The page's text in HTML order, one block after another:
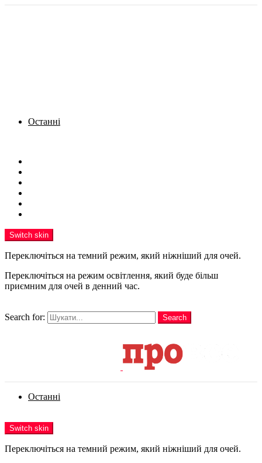
Останні
Switch skin
Переключіться на темний режим, який ніжніший для очей.
Переключіться на режим освітлення, який буде більш
приємним для очей в денний час.
Search for:
Search
Останні
Switch skin
Переключіться на темний режим, який ніжніший для очей.